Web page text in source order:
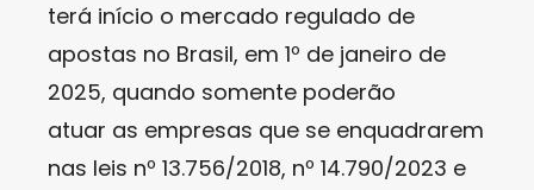
terá início o mercado regulado de
apostas no Brasil, em 1º de janeiro de
2025, quando somente poderão
atuar as empresas que se enquadrarem
nas leis nº 13.756/2018, nº 14.790/2023 e